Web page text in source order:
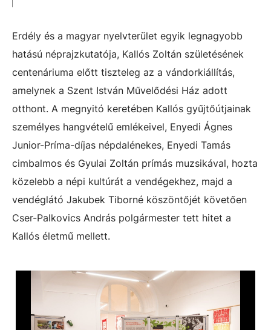
Erdély és a magyar nyelvterület egyik legnagyobb
hatású néprajzkutatója, Kallós Zoltán születésének
centenáriuma előtt tiszteleg az a vándorkiállítás,
amelynek a Szent István Művelődési Ház adott
otthont. A megnyitó keretében Kallós gyűjtőútjainak
személyes hangvételű emlékeivel, Enyedi Ágnes
Junior-Príma-díjas népdalénekes, Enyedi Tamás
cimbalmos és Gyulai Zoltán prímás muzsikával, hozta
közelebb a népi kultúrát a vendégekhez, majd a
vendéglátó Jakubek Tiborné köszöntőjét követően
Cser-Palkovics András polgármester tett hitet a
Kallós életmű mellett.